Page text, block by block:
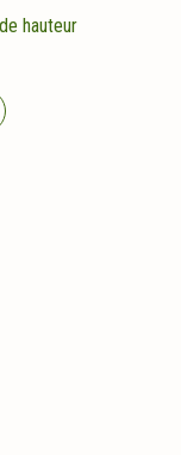
hauteur